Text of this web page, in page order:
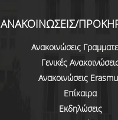
ΑΝΑΚΟΙΝΩΣΕΙΣ/
Ανακοινώσεις
Γενικές
Ανακοινώσεις
Επίκαιρα
Εκδηλώσεις